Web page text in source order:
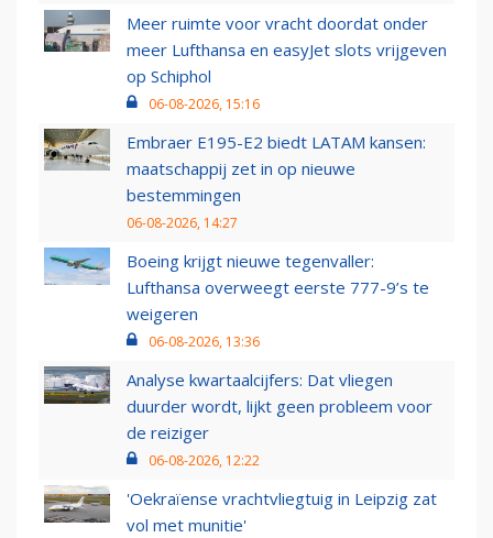
Meer ruimte voor vracht doordat onder
meer Lufthansa en easyJet slots vrijgeven
op Schiphol
06-08-2026, 15:16
Embraer E195-E2 biedt LATAM kansen:
maatschappij zet in op nieuwe
bestemmingen
06-08-2026, 14:27
Boeing krijgt nieuwe tegenvaller:
Lufthansa overweegt eerste 777-9’s te
weigeren
06-08-2026, 13:36
Analyse kwartaalcijfers: Dat vliegen
duurder wordt, lijkt geen probleem voor
de reiziger
06-08-2026, 12:22
'Oekraïense vrachtvliegtuig in Leipzig zat
vol met munitie'